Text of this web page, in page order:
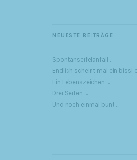
NEUESTE BEITRÄGE
Spontanseifelanfall …
Endlich scheint mal ein bissl
Ein Lebenszeichen …
Drei Seifen …
Und noch einmal bunt …